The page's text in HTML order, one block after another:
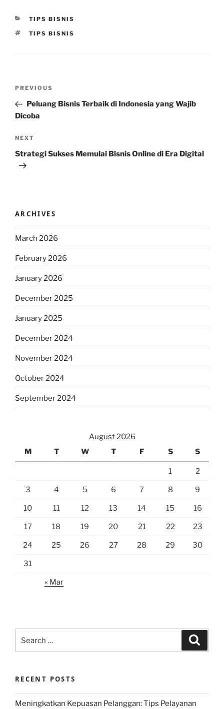
CATEGORIES
TIPS BISNIS
TAGS
TIPS BISNIS
Previous
Post
PREVIOUS
Peluang Bisnis Terbaik di Indonesia yang Wajib
Dicoba
Next
Post
NEXT
Strategi Sukses Memulai Bisnis Online di Era Digital
ARCHIVES
March 2026
February 2026
January 2026
December 2025
January 2025
December 2024
November 2024
October 2024
September 2024
August 2026
M
T W T F S S
1 2
3 4 5 6 7 8 9
10 11 12 13 14 15 16
17 18 19 20 21 22 23
24 25 26 27 28 29 30
31
« Mar
for:
RECENT POSTS
Meningkatkan Kepuasan Pelanggan: Tips Pelayanan